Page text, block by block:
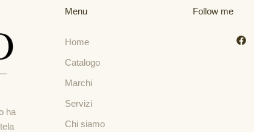
ha
Menu
Home
Catalogo
Marchi
Servizi
Chi siamo
Follow me